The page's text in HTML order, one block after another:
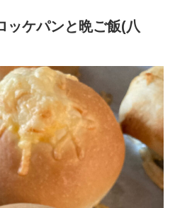
ッケパンと晩ご飯(八